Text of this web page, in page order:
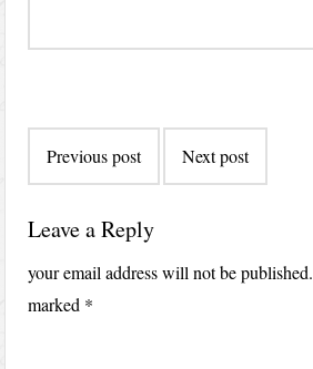
navigation
Previous post Next post
Leave a Reply
your email address will not be published.
marked *